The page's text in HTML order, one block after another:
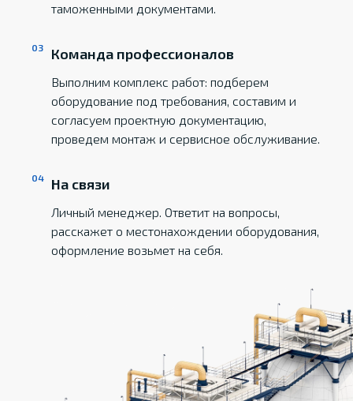
таможенными документами.
Команда профессионалов
Выполним комплекс работ: подберем
оборудование под требования, составим и
согласуем проектную документацию,
проведем монтаж и сервисное обслуживание.
На связи
Личный менеджер. Ответит на вопросы,
расскажет о местонахождении оборудования,
оформление возьмет на себя.